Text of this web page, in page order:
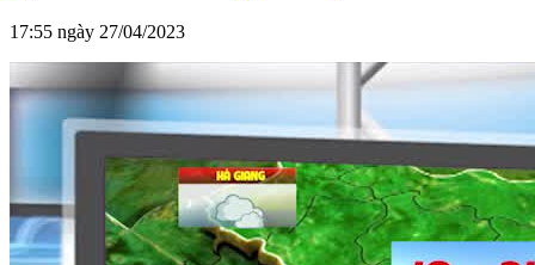
17:55 ngày 27/04/2023